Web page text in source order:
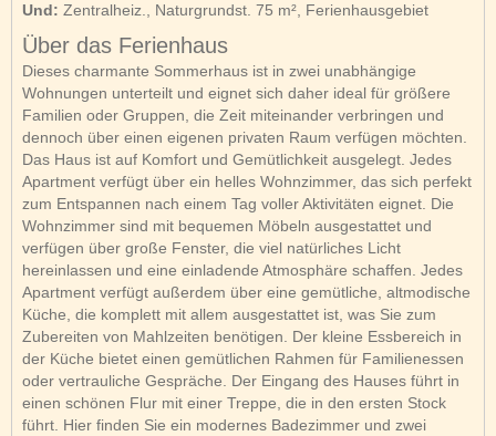
Und: Zentralheiz., Naturgrundst. 75 m², Ferienhausgebiet
Über das Ferienhaus
Dieses charmante Sommerhaus ist in zwei unabhängige
Wohnungen unterteilt und eignet sich daher ideal für größere
Familien oder Gruppen, die Zeit miteinander verbringen und
dennoch über einen eigenen privaten Raum verfügen möchten.
Das Haus ist auf Komfort und Gemütlichkeit ausgelegt. Jedes
Apartment verfügt über ein helles Wohnzimmer, das sich perfekt
zum Entspannen nach einem Tag voller Aktivitäten eignet. Die
Wohnzimmer sind mit bequemen Möbeln ausgestattet und
verfügen über große Fenster, die viel natürliches Licht
hereinlassen und eine einladende Atmosphäre schaffen. Jedes
Apartment verfügt außerdem über eine gemütliche, altmodische
Küche, die komplett mit allem ausgestattet ist, was Sie zum
Zubereiten von Mahlzeiten benötigen. Der kleine Essbereich in
der Küche bietet einen gemütlichen Rahmen für Familienessen
oder vertrauliche Gespräche. Der Eingang des Hauses führt in
einen schönen Flur mit einer Treppe, die in den ersten Stock
führt. Hier finden Sie ein modernes Badezimmer und zwei